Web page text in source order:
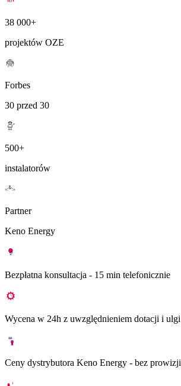
38 000+
projektów OZE
Forbes
30 przed 30
500+
instalatorów
Partner
Keno Energy
Bezpłatna konsultacja - 15 min telefonicznie
Wycena w 24h z uwzględnieniem dotacji i ulgi
Ceny dystrybutora Keno Energy - bez prowizji